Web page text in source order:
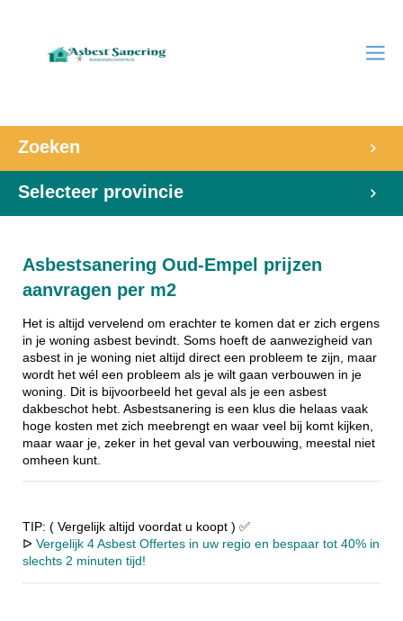
Zoeken
Selecteer provincie
Asbestsanering Oud-Empel prijzen
aanvragen per m2
Het is altijd vervelend om erachter te komen dat er zich ergens
in je woning asbest bevindt. Soms hoeft de aanwezigheid van
asbest in je woning niet altijd direct een probleem te zijn, maar
wordt het wél een probleem als je wilt gaan verbouwen in je
woning. Dit is bijvoorbeeld het geval als je een asbest
dakbeschot hebt. Asbestsanering is een klus die helaas vaak
hoge kosten met zich meebrengt en waar veel bij komt kijken,
maar waar je, zeker in het geval van verbouwing, meestal niet
omheen kunt.
TIP: ( Vergelijk altijd voordat u koopt ) ✅
ᐅ Vergelijk 4 Asbest Offertes in uw regio en bespaar tot 40% in
slechts 2 minuten tijd!